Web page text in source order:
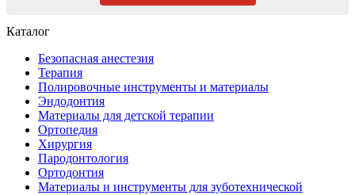
Каталог
Безопасная анестезия
Терапия
Полировочные инструменты и материалы
Эндодонтия
Материалы для детской терапии
Ортопедия
Хирургия
Пародонтология
Ортодонтия
Материалы и инструменты для зуботехнической